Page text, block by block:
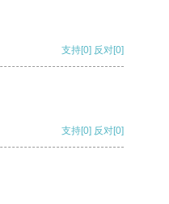
支持[0] 反对[0]
支持[0] 反对[0]